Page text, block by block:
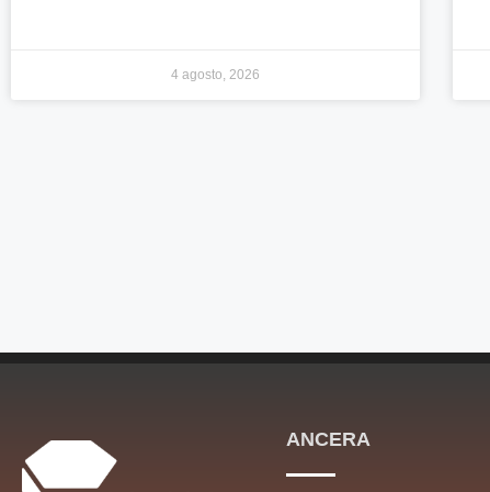
4 agosto, 2026
ANCERA